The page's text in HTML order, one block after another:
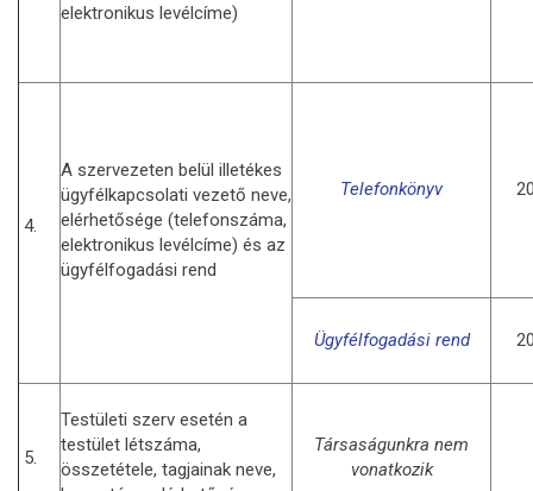
elektronikus levélcíme)
4.
A szervezeten belül illetékes
ügyfélkapcsolati vezető neve,
elérhetősége (telefonszáma,
elektronikus levélcíme) és az
ügyfélfogadási rend
Telefonkönyv
Ügyfélfogadási rend
5.
Testületi szerv esetén a
testület létszáma,
összetétele, tagjainak neve,
Társaságunkra nem
vonatkozik